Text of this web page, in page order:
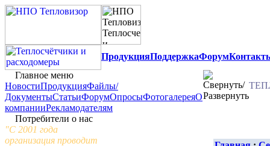
ПродукцияПоддержкаФорум
Главное меню
НовостиПродукцияФайлы/
ДокументыСтатьиФорумОпросыФотогалереяО
компанииРекламодателям
Потребители о нас
"С 2001 года
организация проводит